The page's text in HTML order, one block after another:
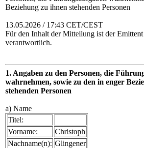
Beziehung zu ihnen stehenden Personen
13.05.2026 / 17:43 CET/CEST
Für den Inhalt der Mitteilung ist der Emittent
verantwortlich.
1. Angaben zu den Personen, die
wahrnehmen, sowie zu den in enger
stehenden Personen
a) Name
Titel:
Vorname:
Christoph
Nachname(n): Glingener